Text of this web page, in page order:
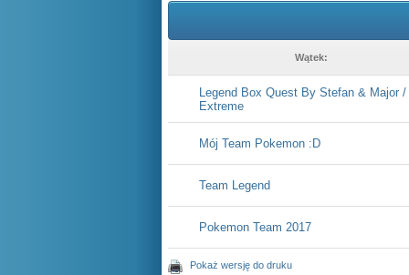
Wątek:
Legend Box Quest By Stefan & Major
Extreme
Mój Team Pokemon :D
Team Legend
Pokemon Team 2017
Pokaż wersję do druku